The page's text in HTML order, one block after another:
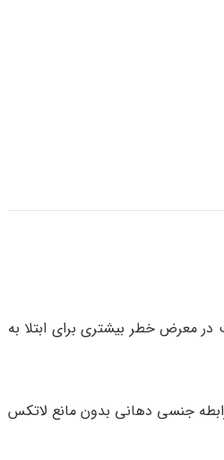
معرض خطر بیشتری برای ابتلا به
جنسی دهانی بدون مانع لاتکس